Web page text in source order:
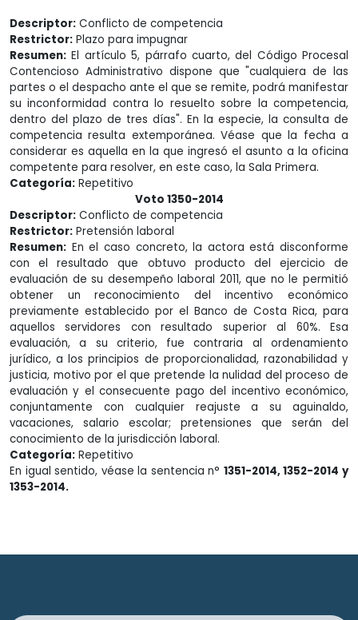
Descriptor: Conflicto de competencia
Restrictor: Plazo para impugnar
Resumen: El artículo 5, párrafo cuarto, del Código Procesal
Contencioso Administrativo dispone que "cualquiera de las
partes o el despacho ante el que se remite, podrá manifestar
su inconformidad contra lo resuelto sobre la competencia,
dentro del plazo de tres días". En la especie, la consulta de
competencia resulta extemporánea. Véase que la fecha a
considerar es aquella en la que ingresó el asunto a la oficina
competente para resolver, en este caso, la Sala Primera.
Categoría: Repetitivo
Voto 1350-2014
Descriptor: Conflicto de competencia
Restrictor: Pretensión laboral
Resumen: En el caso concreto, la actora está disconforme
con el resultado que obtuvo producto del ejercicio de
evaluación de su desempeño laboral 2011, que no le permitió
obtener un reconocimiento del incentivo económico
previamente establecido por el Banco de Costa Rica, para
aquellos servidores con resultado superior al 60%. Esa
evaluación, a su criterio, fue contraria al ordenamiento
jurídico, a los principios de proporcionalidad, razonabilidad y
justicia, motivo por el que pretende la nulidad del proceso de
evaluación y el consecuente pago del incentivo económico,
conjuntamente con cualquier reajuste a su aguinaldo,
vacaciones, salario escolar; pretensiones que serán del
conocimiento de la jurisdicción laboral.
Categoría: Repetitivo
En igual sentido, véase la sentencia n° 1351-2014, 1352-2014 y
1353-2014.